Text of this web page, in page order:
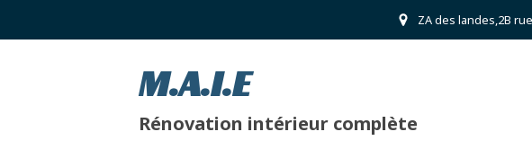
ZA des landes,2B
M.A.I.E
Rénovation intérieur complète